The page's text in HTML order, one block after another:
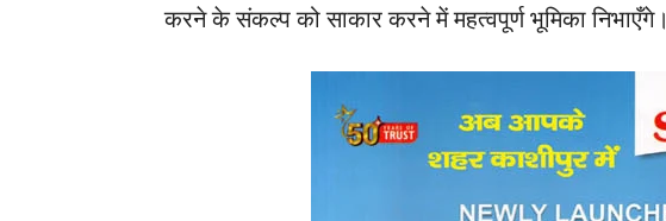
करने के संकल्प को साकार करने में महत्वपूर्ण भूमिका निभाएँगे।